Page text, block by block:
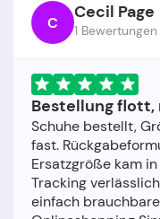
C Cecil Page
1 Bewertungen
Bestellung
Schuhe bestellt,
fast.
Ersatzgröße kam
Tracking
einfach